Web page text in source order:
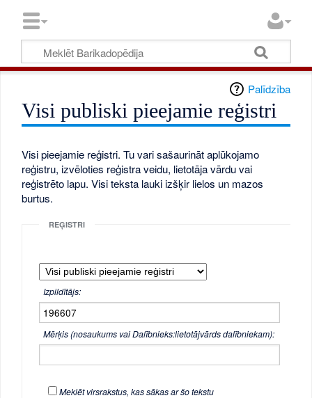
Palīdzība
Visi publiski pieejamie reģistri
Visi pieejamie reģistri. Tu vari sašaurināt aplūkojamo
reģistru, izvēloties reģistra veidu, lietotāja vārdu vai
reģistrēto lapu. Visi teksta lauki izšķir lielos un mazos
burtus.
REĢISTRI
Izpildītājs:
Mērķis (nosaukums vai Dalībnieks:lietotājvārds dalībniekam):
Meklēt virsrakstus, kas sākas ar šo tekstu